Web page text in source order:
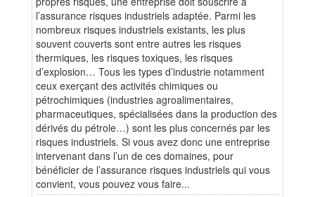
l’assurance risques industriels adaptée. Parmi les
nombreux risques industriels existants, les plus
souvent couverts sont entre autres les risques
thermiques, les risques toxiques, les risques
d’explosion… Tous les types d’industrie notamment
ceux exerçant des activités chimiques ou
pétrochimiques (industries agroalimentaires,
pharmaceutiques, spécialisées dans la production des
dérivés du pétrole…) sont les plus concernés par les
risques industriels. Si vous avez donc une entreprise
intervenant dans l’un de ces domaines, pour
bénéficier de l’assurance risques industriels qui vous
convient, vous pouvez vous faire...